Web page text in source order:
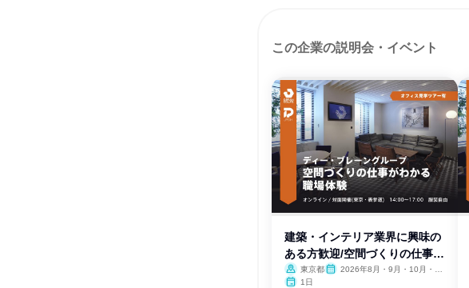
この企業の説明会・イベント
建築・インテリア業界に興味の
ある方歓迎/空間づくりの仕事と
は 東京都
2026年8月・9月・10月・11
1日